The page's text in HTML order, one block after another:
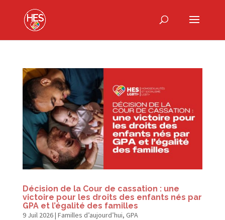
Décision de la Cour de cassation : une
victoire pour les droits des enfants nés par
GPA et l’égalité des familles
9 Juil 2026| Familles d’aujourd’hui, GPA